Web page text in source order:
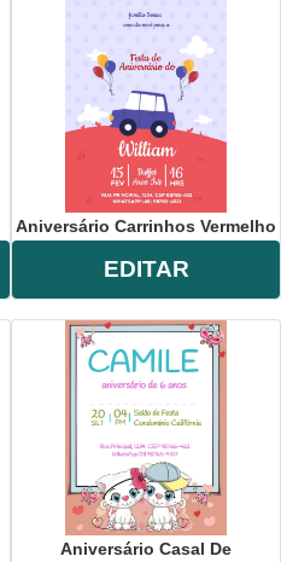
Aniversário Carrinhos Vermelho
EDITAR
Aniversário Casal De